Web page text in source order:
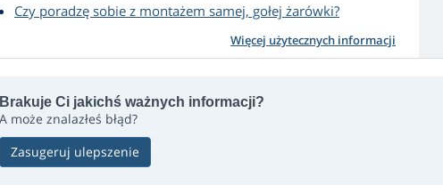
Czy poradzę sobie z montażem samej, gołej żarówki?
Więcej użytecznych informacji
Brakuje Ci jakichś ważnych informacji?
A może znalazłeś błąd?
Zasugeruj ulepszenie